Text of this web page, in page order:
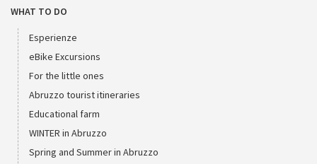
WHAT TO DO
Esperienze
eBike Excursions
For the little ones
Abruzzo tourist itineraries
Educational farm
WINTER in Abruzzo
Spring and Summer in Abruzzo